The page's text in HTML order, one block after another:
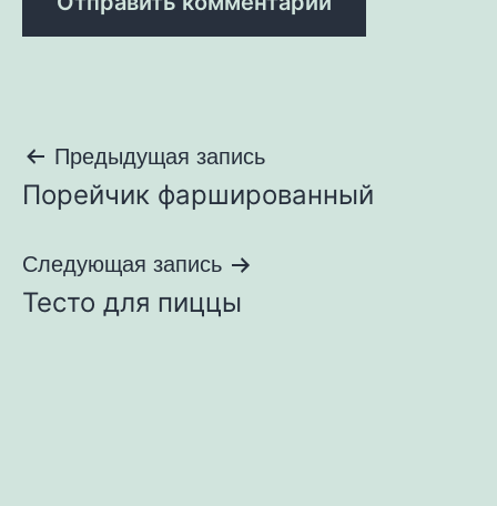
Навигация
по
записям
Предыдущая запись
Порейчик фаршированный
Следующая запись
Тесто для пиццы